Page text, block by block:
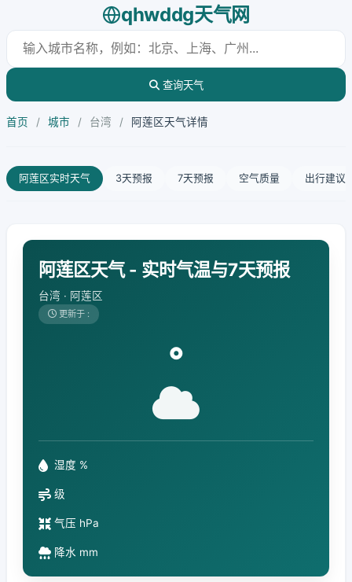
qhwddg天气网
查询天气
首页 / 城市 / 台湾 / 阿莲区天气详情
阿莲区实时天气 3天预报 7天预报 空气质量 出行建议
阿莲区天气 - 实时气温与7天预报
台湾 · 阿莲区
更新于 :
°
湿度 %
级
气压 hPa
降水 mm